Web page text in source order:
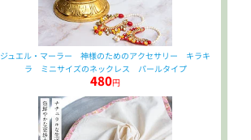
ジュエル・マーラー 神様のためのアクセサリー キラキ
ラ ミニサイズのネックレス パールタイプ
480円